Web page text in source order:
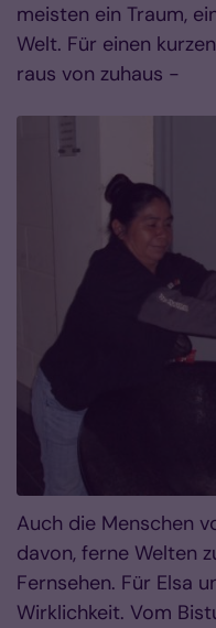
meisten ein Traum,
Welt. Für einen
raus von zuhaus -
Auch die Menschen
davon, ferne Welten
Fernsehen. Für Elsa
Wirklichkeit. Vom